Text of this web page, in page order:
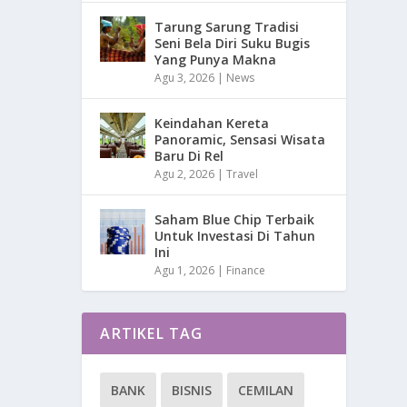
Tarung Sarung Tradisi
Seni Bela Diri Suku Bugis
Yang Punya Makna
Agu 3, 2026 | News
Keindahan Kereta
Panoramic, Sensasi Wisata
Baru Di Rel
Agu 2, 2026 |Travel
Saham Blue Chip Terbaik
Untuk Investasi Di Tahun
Ini
Agu 1, 2026 | Finance
ARTIKEL TAG
BANK BISNIS CEMILAN